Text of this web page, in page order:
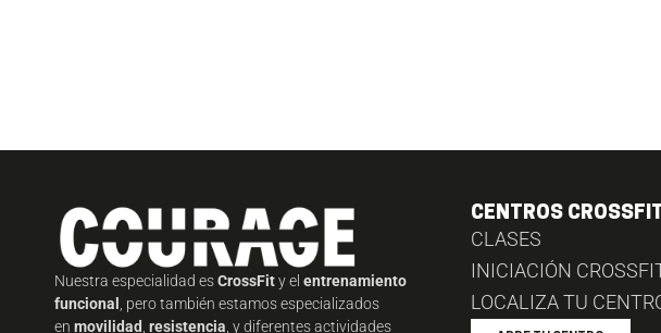
Nuestra especialidad esCrossFity el entrenamiento
funcional
, pero también estamos especializados
en movilidad resistencia , y diferentes actividades
CENTROS CROSSFIT
CLASES
INICIACIÓN
LOCALIZA TU